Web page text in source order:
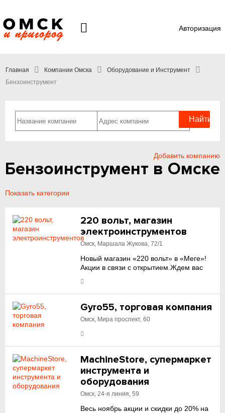
Авторизация
Главная Компании Омска
Оборудование и Инструмент
Бензоинструмент
Добавить компанию
Бензоинструмент в Омске
Показать категории
220 вольт, магазин
электроинструментов
Омск, Маршала Жукова, 72/1
Новый магазин «220 вольт» в «Меге»!
Акции в связи с открытием.Ждем вас
Gyro55, торговая компания
Омск, Мира проспект, 60
MachineStore, супермаркет
инструмента и
оборудования
Омск, 24-я линия, 59
Весь ноябрь акции и скидки до 20% на